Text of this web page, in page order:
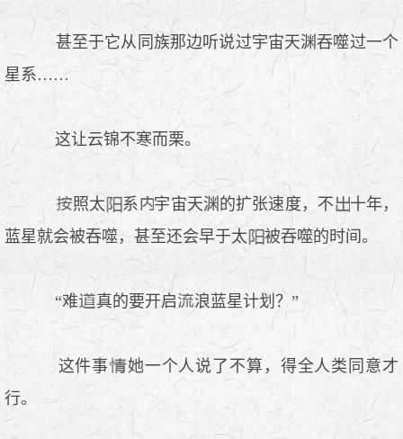
甚至于它从同族那边听说过宇宙天渊吞噬过一个
星系……
这让云锦不寒而栗。
照太 系 宇宙天渊的扩张速度，不
十年，
蓝星就会被吞噬，甚至还会早于太
被吞噬的时间。
“难 真的要开启 浪蓝星计划？”
这件事
她一个人说了不算，得全人类同意才
行。